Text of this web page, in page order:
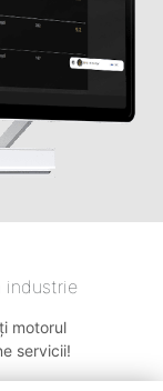
industrie
motorul
servicii!